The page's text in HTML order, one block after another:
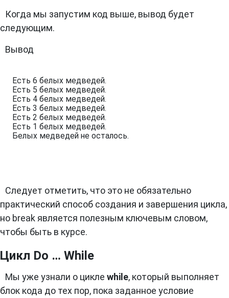
Когда мы запустим код выше, вывод будет
следующим.
Вывод
Есть 6 белых медведей.
Есть 5 белых медведей.
Есть 4 белых медведей.
Есть 3 белых медведей.
Есть 2 белых медведей.
Есть 1 белых медведей.
Белых медведей не осталось.
Следует отметить, что это не обязательно
практический способ создания и завершения цикла,
но break является полезным ключевым словом,
чтобы быть в курсе.
Цикл Do … While
Мы уже узнали о цикле while, который выполняет
блок кода до тех пор, пока заданное условие